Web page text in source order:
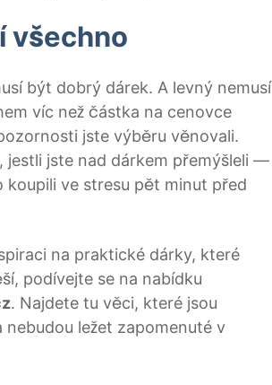
všechno
být dobrý dárek. A levný nemusí
víc než částka na cenovce
jste výběru věnovali.
jestli jste nad dárkem přemýšleli —
koupili ve stresu pět minut před
na praktické dárky, které
podívejte se na nabídku
. Najdete tu věci, které jsou
nebudou ležet zapomenuté v